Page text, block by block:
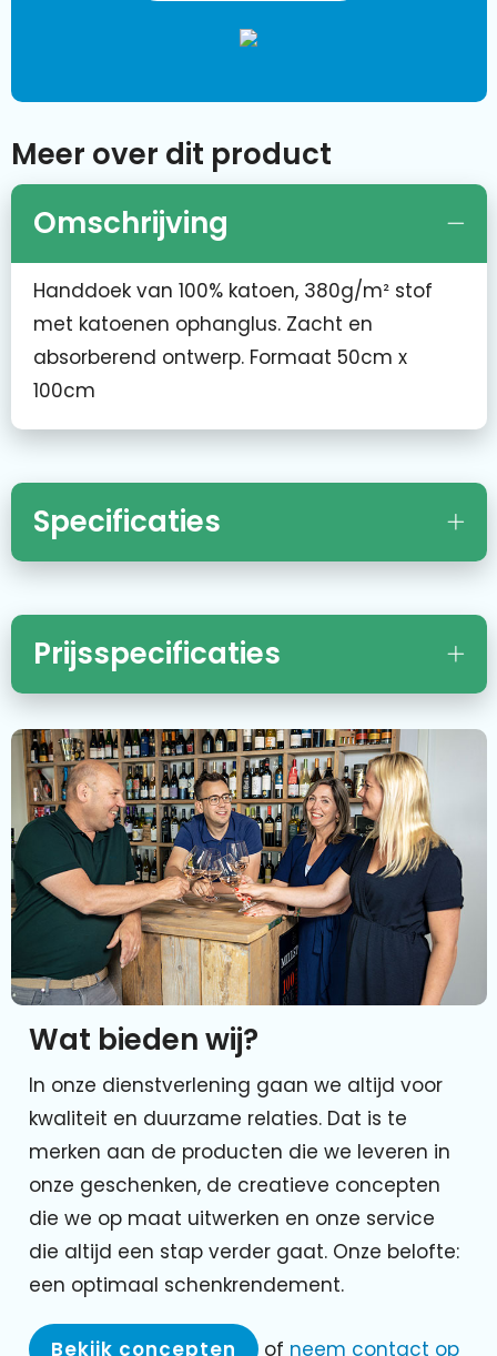
Meer over dit product
Omschrijving
Handdoek van 100% katoen, 380g/m² stof
met katoenen ophanglus. Zacht en
absorberend ontwerp. Formaat 50cm x
100cm
Specificaties
Prijsspecificaties
Wat bieden wij?
In onze dienstverlening gaan we altijd voor
kwaliteit en duurzame relaties. Dat is te
merken aan de producten die we leveren in
onze geschenken, de creatieve concepten
die we op maat uitwerken en onze service
die altijd een stap verder gaat. Onze belofte:
een optimaal schenkrendement.
Bekijk concepten of neem contact op